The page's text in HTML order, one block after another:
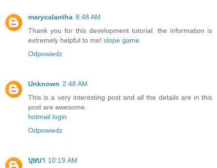
marycalantha 8:48 AM
Thank you for this development tutorial, the information is
extremely helpful to me! slope game
Odpowiedz
Unknown 2:48 AM
This is a very interesting post and all the details are in this
post are awesome.
hotmail login
Odpowiedz
บุษบา 10:19 AM